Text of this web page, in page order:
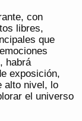
con
libres,
que
habrá
exposición,
alto nivel, lo
el universo